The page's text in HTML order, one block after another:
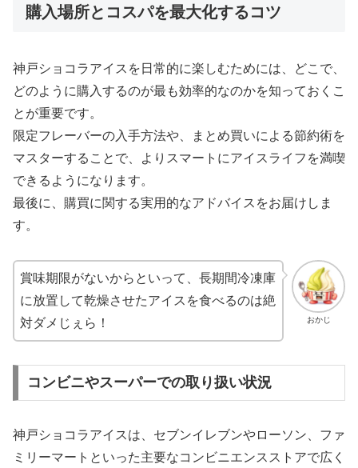
購入場所とコスパを最大化するコツ
神戸ショコラアイスを日常的に楽しむためには、どこで、
どのように購入するのが最も効率的なのかを知っておくこ
とが重要です。
限定フレーバーの入手方法や、まとめ買いによる節約術を
マスターすることで、よりスマートにアイスライフを満喫
できるようになります。
最後に、購買に関する実用的なアドバイスをお届けしま
す。
おかじ
賞味期限がないからといって、長期間冷凍庫
に放置して乾燥させたアイスを食べるのは絶
対ダメじぇら！
コンビニやスーパーでの取り扱い状況
神戸ショコラアイスは、セブンイレブンやローソン、ファ
ミリーマートといった主要なコンビニエンスストアで広く